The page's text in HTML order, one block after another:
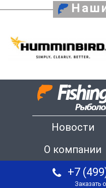
Новости
О компании
+7
Заказать